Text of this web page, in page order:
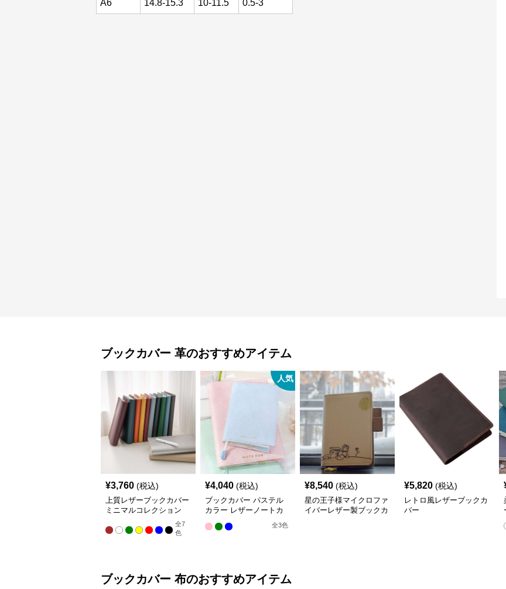
A6 14.8-15.3 10-11.5 0.5-3
ブックカバー 革のおすすめアイテム
¥3,760 (税込)
上質レザーブックカバー
ミニマルコレクション
全7
色
人気
¥4,040 (税込)
ブックカバー パステル
カラー レザーノートカ
バー A5（ビジネス書）
A6（文庫本）対応
全3色
¥8,540 (税込)
星の王子様マイクロファ
イバーレザー製ブックカ
¥5,820 (税込)
レトロ風レザーブックカ
バー
ブックカバー 布のおすすめアイテム